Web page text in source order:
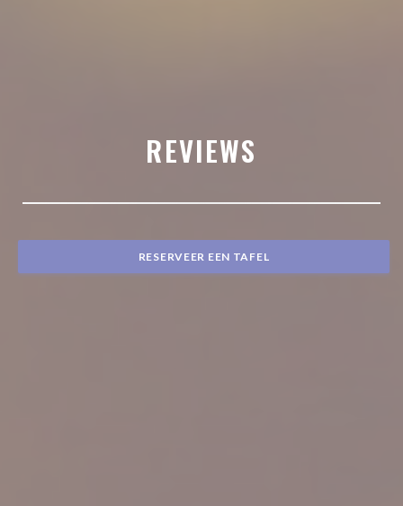
REVIEWS
RESERVEER EEN TAFEL